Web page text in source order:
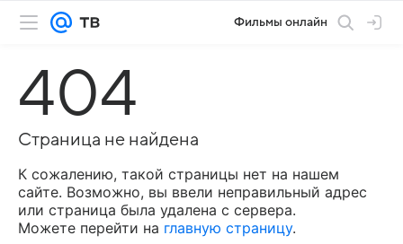
Фильмы онлайн
404
Страница не найдена
К сожалению, такой страницы нет на нашем
сайте. Возможно, вы ввели неправильный адрес
или страница была удалена с сервера.
Можете перейти на главную страницу.